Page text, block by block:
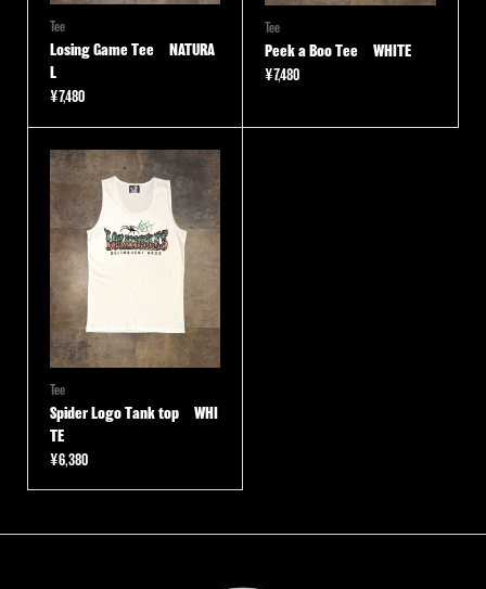
Tee
Losing Game Tee NATURA
L
¥7,480
Tee
Peek a Boo Tee WHITE
¥7,480
Tee
Spider Logo Tank top WHI
TE
¥6,380